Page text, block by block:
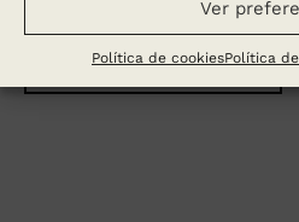
Ver
Política de cookiesPolítica
SEGUIR LEYENDO